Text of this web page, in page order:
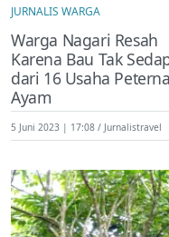
JURNALIS WARGA
Warga Nagari Resah
Karena Bau Tak
dari 16 Usaha
Ayam
5 Juni 2023 | 17:08 Jurnalistravel